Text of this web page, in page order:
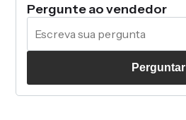
Pergunte ao vendedor
Perguntar